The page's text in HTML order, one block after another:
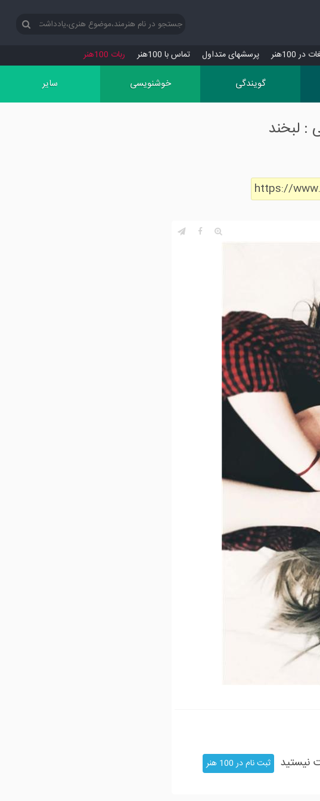
در 100هنر پرسش‏های متداول تماس با 100هنر ربات 100هنر
گویندگی خوشنویسی سایر
https://
نیستید ثبت نام در 100 هنر